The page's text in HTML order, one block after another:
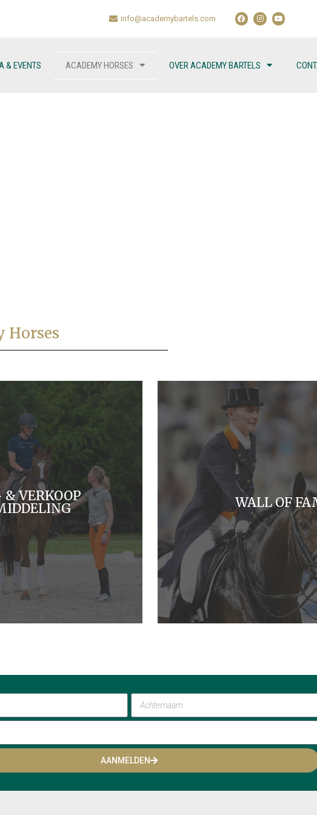
info@academybartels.com
& EVENTS ACADEMY HORSES OVER ACADEMY BARTELS
Horses
VERKOOP
MEER INFO WALL OF
MEER INFO
AANMELDEN